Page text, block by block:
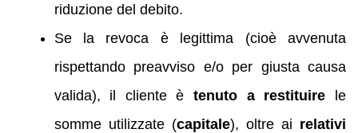
riduzione del debito.
Se la revoca è legittima (cioè avvenuta
rispettando preavviso e/o per giusta causa
valida), il cliente ètenuto a restituire le
somme utilizzate (capitale), oltre ai relativi